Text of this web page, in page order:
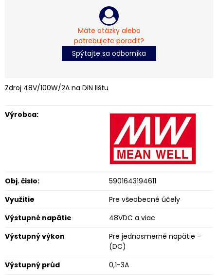
Máte otázky alebo
potrebujete poradiť?
Spýtajte sa odborníka
Zdroj 48V/100W/2A na DIN lištu
Výrobca:
Obj. čislo:
5901643194611
Využitie
Pre všeobecné účely
Výstupné napätie
48VDC a viac
Výstupný výkon
Pre jednosmerné napätie -
(DC)
Výstupný prúd
0,1-3A